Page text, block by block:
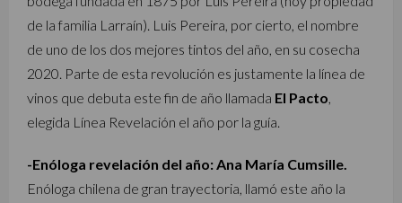
de la familia Larraín). Luis Pereira, por cierto, el nombre
de uno de los dos mejores tintos del año, en su cosecha
2020. Parte de esta revolución es justamente la línea de
vinos que debuta este fin de año llamada El Pacto,
elegida Línea Revelación el año por la guía.
-Enóloga revelación del año: Ana María Cumsille.
Enóloga chilena de gran trayectoria, llamó este año la